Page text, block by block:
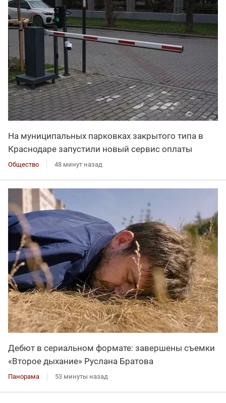
На муниципальных парковках закрытого типа в
Краснодаре запустили новый сервис оплаты
Общество 48 минут назад
Дебют в сериальном формате: завершены съемки
«Второе дыхание» Руслана Братова
Панорама 53 минуты назад